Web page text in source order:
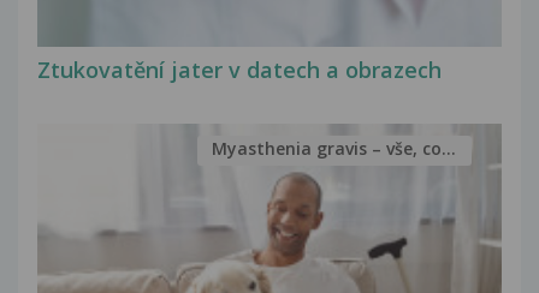
Ztukovatění jater v datech a obrazech
Myasthenia gravis – vše, co...